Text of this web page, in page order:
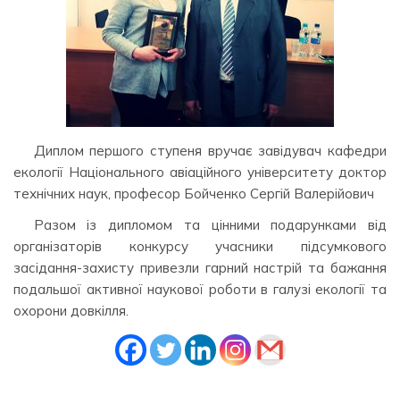
Диплом першого ступеня вручає завідувач кафедри
екології Національного авіаційного університету доктор
технічних наук, професор Бойченко Сергій Валерійович
Разом із дипломом та цінними подарунками від
організаторів конкурсу учасники підсумкового
засідання-захисту привезли гарний настрій та бажання
подальшої активної наукової роботи в галузі екології та
охорони довкілля.